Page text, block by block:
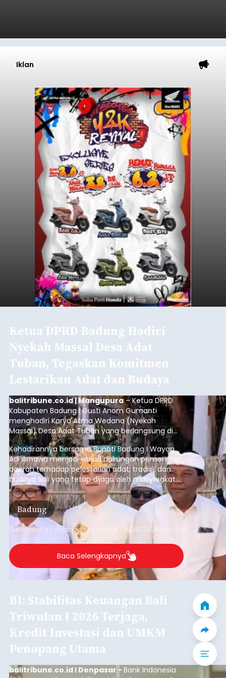
Sempat Lumpuhkan Jaringan
Internet, Pencuri Modul BTS
Tower Seluler Akhirnya
Dibekuk
balitribune.co.id I Amlapura -Lumpuhnya
jaringan internet di wilayah Kota Amlapura
akhirnya terjawab sudah. Ternyata empat Tower
BTS Seluler yang berada di lokasi berbeda di
wilayah Karangasem telah dibobol maling,
dimana bagian modul penguat signal yang
berada di Tower BTS Seluler itu hilang dicuri.
Karangasem
Submitted bycontributor on Wed, 08/05/2026 - 18:03
Baca Selengkapnya
Ketua TP PKK Denpasar Ajak
Anak PAUD Panen Bawang
Merah di Subak Intaran Barat
balitribune.co.id I Denpasar -Ketua TP PKK
Kota Denpasar, Antari Jaya Negara, didampingi
Ketua Gabungan Organisasi Wanita (GOW) Kota
Denpasar, Ayu Kristi Arya Wibawa melaksanakan
panen bawang merah dan jagung manis
bersama anak-anak Pendidikan Anak Usia Dini
(PAUD) di Subak Intaran Barat, Rabu (5/8/2026).
Submitted by contributoronWed, 08/05/2026 - 18:00
Baca Selengkapnya
Iklan